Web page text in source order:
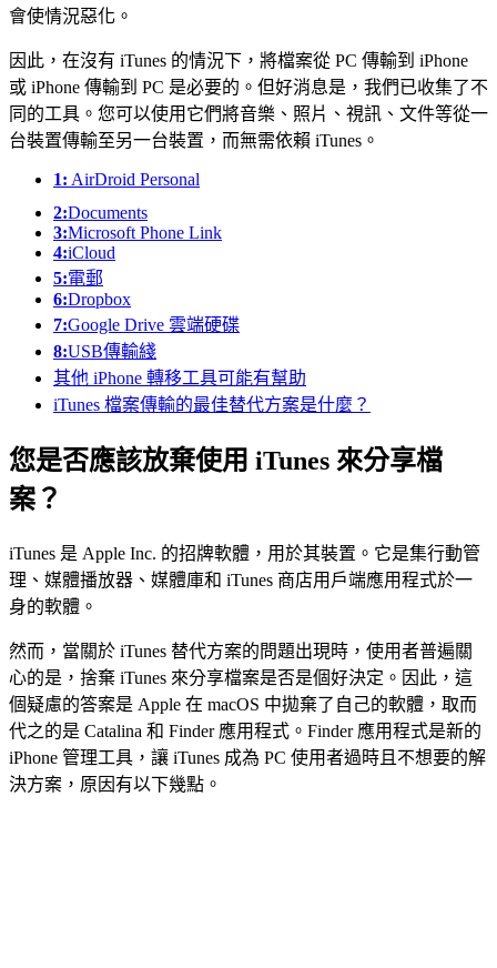
會使情況惡化。
因此，在沒有 iTunes 的情況下，將檔案從 PC 傳輸到 iPhone
或 iPhone 傳輸到 PC 是必要的。但好消息是，我們已收集了不
同的工具。您可以使用它們將音樂、照片、視訊、文件等從一
台裝置傳輸至另一台裝置，而無需依賴 iTunes。
1: AirDroid Personal
2:Documents
3:Microsoft Phone Link
4:iCloud
5:電郵
6:Dropbox
7:Google Drive 雲端硬碟
8:USB傳輸綫
其他 iPhone 轉移工具可能有幫助
iTunes 檔案傳輸的最佳替代方案是什麼？
您是否應該放棄使用 iTunes 來分享檔
案？
iTunes 是 Apple Inc. 的招牌軟體，用於其裝置。它是集行動管
理、媒體播放器、媒體庫和 iTunes 商店用戶端應用程式於一
身的軟體。
然而，當關於 iTunes 替代方案的問題出現時，使用者普遍關
心的是，捨棄 iTunes 來分享檔案是否是個好決定。因此，這
個疑慮的答案是 Apple 在 macOS 中拋棄了自己的軟體，取而
代之的是 Catalina 和 Finder 應用程式。Finder 應用程式是新的
iPhone 管理工具，讓 iTunes 成為 PC 使用者過時且不想要的解
決方案，原因有以下幾點。